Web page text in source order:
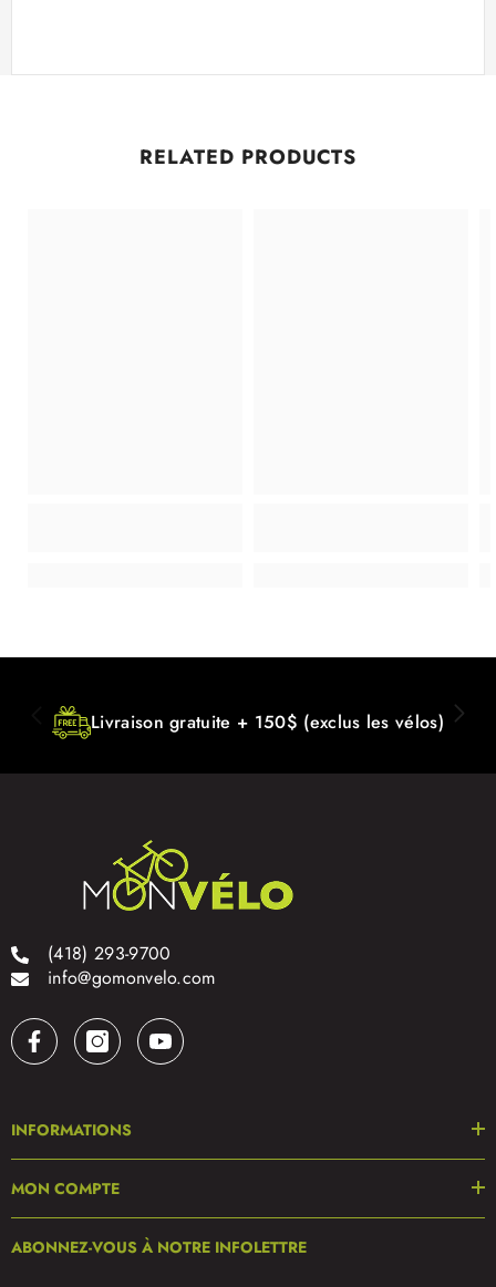
RELATED PRODUCTS
Livraison gratuite + 150$ (exclus les vélos)
(418) 293-9700
info@gomonvelo.com
INFORMATIONS
MON COMPTE
ABONNEZ-VOUS À NOTRE INFOLETTRE